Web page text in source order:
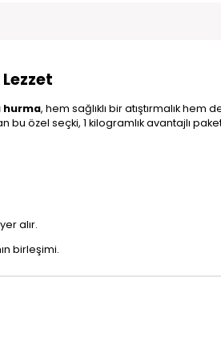
hurma, hem sağlıklı bir atıştırmalık hem
özel seçki, 1 kilogramlık avantajlı
alır.
birleşimi.